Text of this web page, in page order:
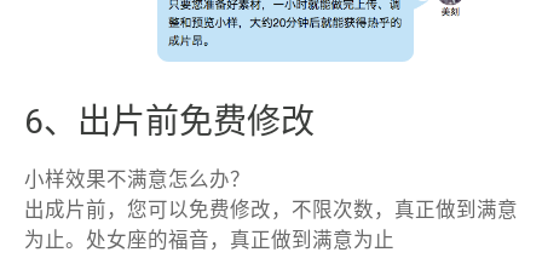
6、出片前免费修改
小样效果不满意怎么办？
出成片前，您可以免费修改，不限次数，真正做到满意
为止。处女座的福音，真正做到满意为止